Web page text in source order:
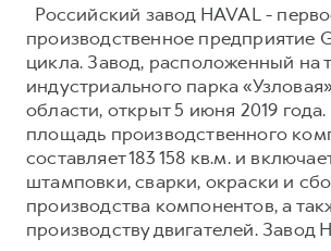
Российский завод HAVAL -
производственное предприятие
цикла. Завод, расположенный на
индустриального парка
области, открыт 5 июня 2019
площадь производственного
составляет 183 158 кв.м. и
штамповки, сварки, окраски и
производства компонентов, а
производству двигателей. Завод